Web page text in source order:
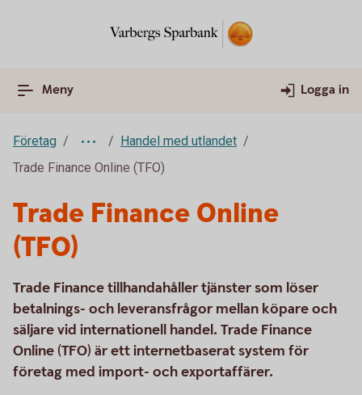
Meny Logga in
Företag
Handel med utlandet
Trade Finance Online (TFO)
Trade Finance Online
(TFO)
Trade Finance tillhandahåller tjänster som löser
betalnings- och leveransfrågor mellan köpare och
säljare vid internationell handel. Trade Finance
Online (TFO) är ett internetbaserat system för
företag med import- och exportaffärer.